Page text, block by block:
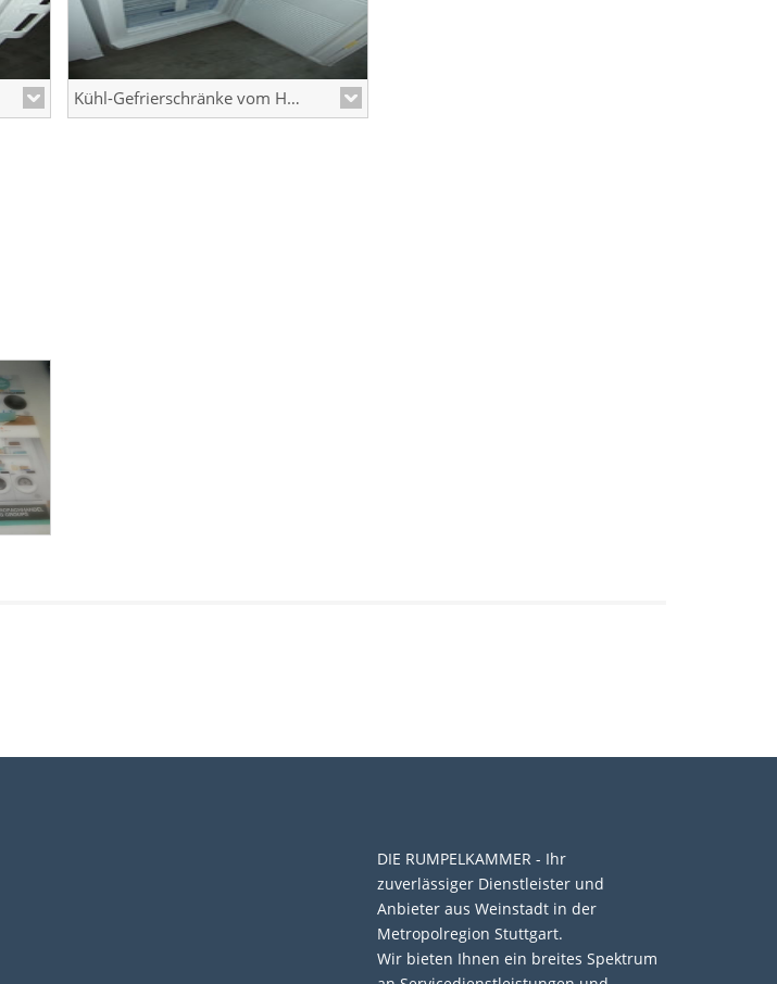
Kühl-Gefrierschränke vom Hersteller Gorenje
DIE RUMPELKAMMER - Ihr
zuverlässiger Dienstleister und
Anbieter aus Weinstadt in der
Metropolregion Stuttgart.
Wir bieten Ihnen ein breites Spektrum